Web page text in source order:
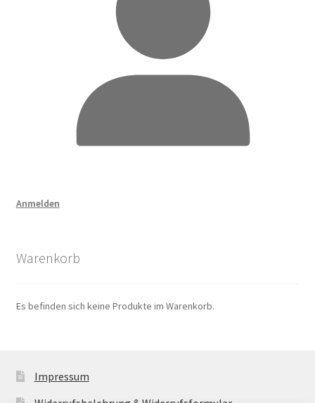
Anmelden
Warenkorb
Es befinden sich keine Produkte im Warenkorb.
Impressum